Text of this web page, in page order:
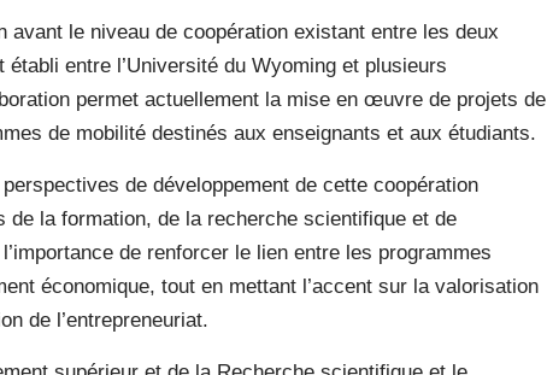
avant le niveau de coopération existant entre les deux
entre l’Université du Wyoming et plusieurs
permet actuellement la mise en œuvre de projets de
de mobilité destinés aux enseignants et aux étudiants.
de développement de cette coopération
la formation, de la recherche scientifique et de
de renforcer le lien entre les programmes
économique, tout en mettant l’accent sur la valorisation
de l’entrepreneuriat.